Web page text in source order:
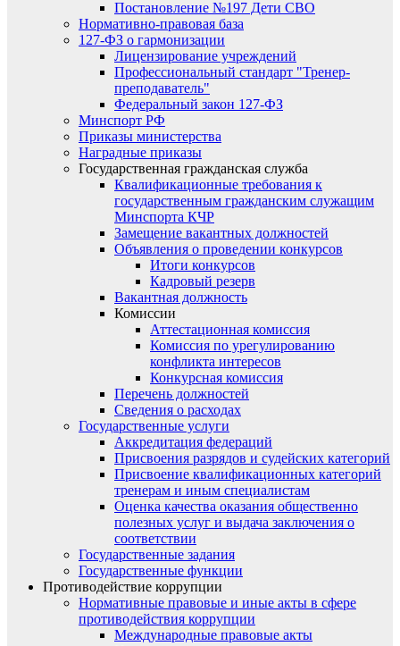
Постановление №197 Дети СВО
Нормативно-правовая база
127-ФЗ о гармонизации
Лицензирование учреждений
Профессиональный стандарт "Тренер-
преподаватель"
Федеральный закон 127-ФЗ
Минспорт РФ
Приказы министерства
Наградные приказы
Государственная гражданская служба
Квалификационные требования к
государственным гражданским служащим
Минспорта КЧР
Замещение вакантных должностей
Объявления о проведении конкурсов
Итоги конкурсов
Кадровый резерв
Вакантная должность
Комиссии
Аттестационная комиссия
Комиссия по урегулированию
конфликта интересов
Конкурсная комиссия
Перечень должностей
Сведения о расходах
Государственные услуги
Аккредитация федераций
Присвоения разрядов и судейских категорий
Присвоение квалификационных категорий
тренерам и иным специалистам
Оценка качества оказания общественно
полезных услуг и выдача заключения о
соответствии
Государственные задания
Государственные функции
Противодействие коррупции
Нормативные правовые и иные акты в сфере
противодействия коррупции
Международные правовые акты